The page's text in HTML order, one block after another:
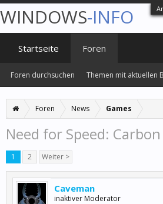
Foren News Games
Need for Speed: Carbon
1 2 Weiter >
Caveman
inaktiver Moderator
WINDOWS-INFO
Startseite Foren
Foren durchsuchen Themen mit aktuellen